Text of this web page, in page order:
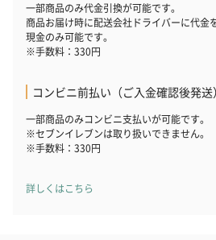
のオイル漬（981円）
のオイル漬（
ン）（981円）
一部商品のみ代金引換が可能です。
商品お届け時に配送会社ドライバーに代金
現金のみ可能です。
※手数料：330円
コンビニ前払い（ご入金確認後発送）
一部商品のみコンビニ支払いが可能です。
※セブンイレブンは取り扱いできません。
※手数料：330円
詳しくはこちら